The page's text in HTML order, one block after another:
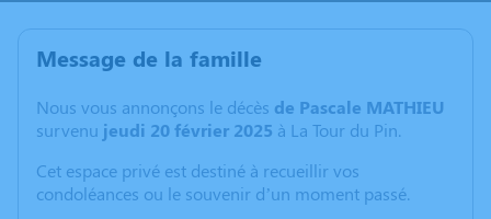
Message de la famille
Nous vous annonçons le décès de Pascale MATHIEU
survenu jeudi 20 février 2025 à La Tour du Pin.
Cet espace privé est destiné à recueillir vos
condoléances ou le souvenir d’un moment passé.